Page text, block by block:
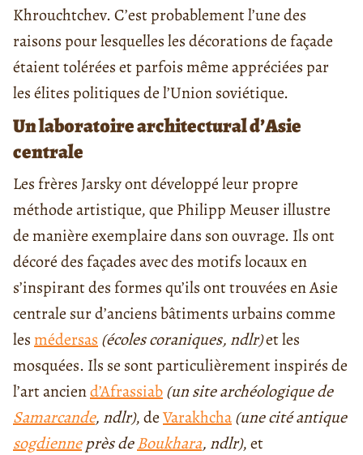
Khrouchtchev. C’est probablement l’une des
raisons pour lesquelles les décorations de façade
étaient tolérées et parfois même appréciées par
les élites politiques de l’Union soviétique.
Un laboratoire architectural d’Asie
centrale
Les frères Jarsky ont développé leur propre
méthode artistique, que Philipp Meuser illustre
de manière exemplaire dans son ouvrage. Ils ont
décoré des façades avec des motifs locaux en
s’inspirant des formes qu’ils ont trouvées en Asie
centrale sur d’anciens bâtiments urbains comme
lesmédersas (écoles coraniques, ndlr)et les
mosquées. Ils se sont particulièrement inspirés de
l’art anciend’Afrassiab(un site archéologique de
Samarcande, ndlr), deVarakhcha(une cité antique
sogdienneprès deBoukhara, ndlr), et